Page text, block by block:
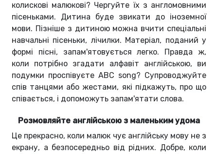
колискові малюкові? Чергуйте їх з англомовними
пісеньками. Дитина буде звикати до іноземної
мови. Пізніше з дитиною можна вчити спеціальні
навчальні пісеньки, лічилки. Матеріал, поданий у
формі пісні, запам'ятовується легко. Правда ж,
коли потрібно згадати алфавіт англійською, ви
подумки проспівуєте ABC song? Супроводжуйте
спів танцями або жестами, які підкажуть, про що
співається, і допоможуть запам'ятати слова.
Розмовляйте англійською з маленьким удома
Це прекрасно, коли малюк чує англійську мову не з
екрану, а безпосередньо від рідних. Добре, коли